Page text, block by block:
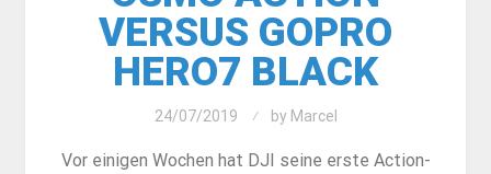
VERSUS GOPRO
HERO7 BLACK
24/07/2019 by Marcel
Vor einigen Wochen hat DJI seine erste Action-